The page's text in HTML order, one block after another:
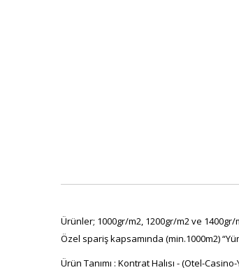
Ürünler; 1000gr/m2, 1200gr/m2 ve
Özel spariş kapsamında (min.1000m2)
Ürün Tanımı : Kontrat Halısı - (Otel-